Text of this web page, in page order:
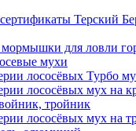
Терский
для ловли
мухи
лососёвых Турбо
лососёвых мух на
тройник
лососёвых мух на